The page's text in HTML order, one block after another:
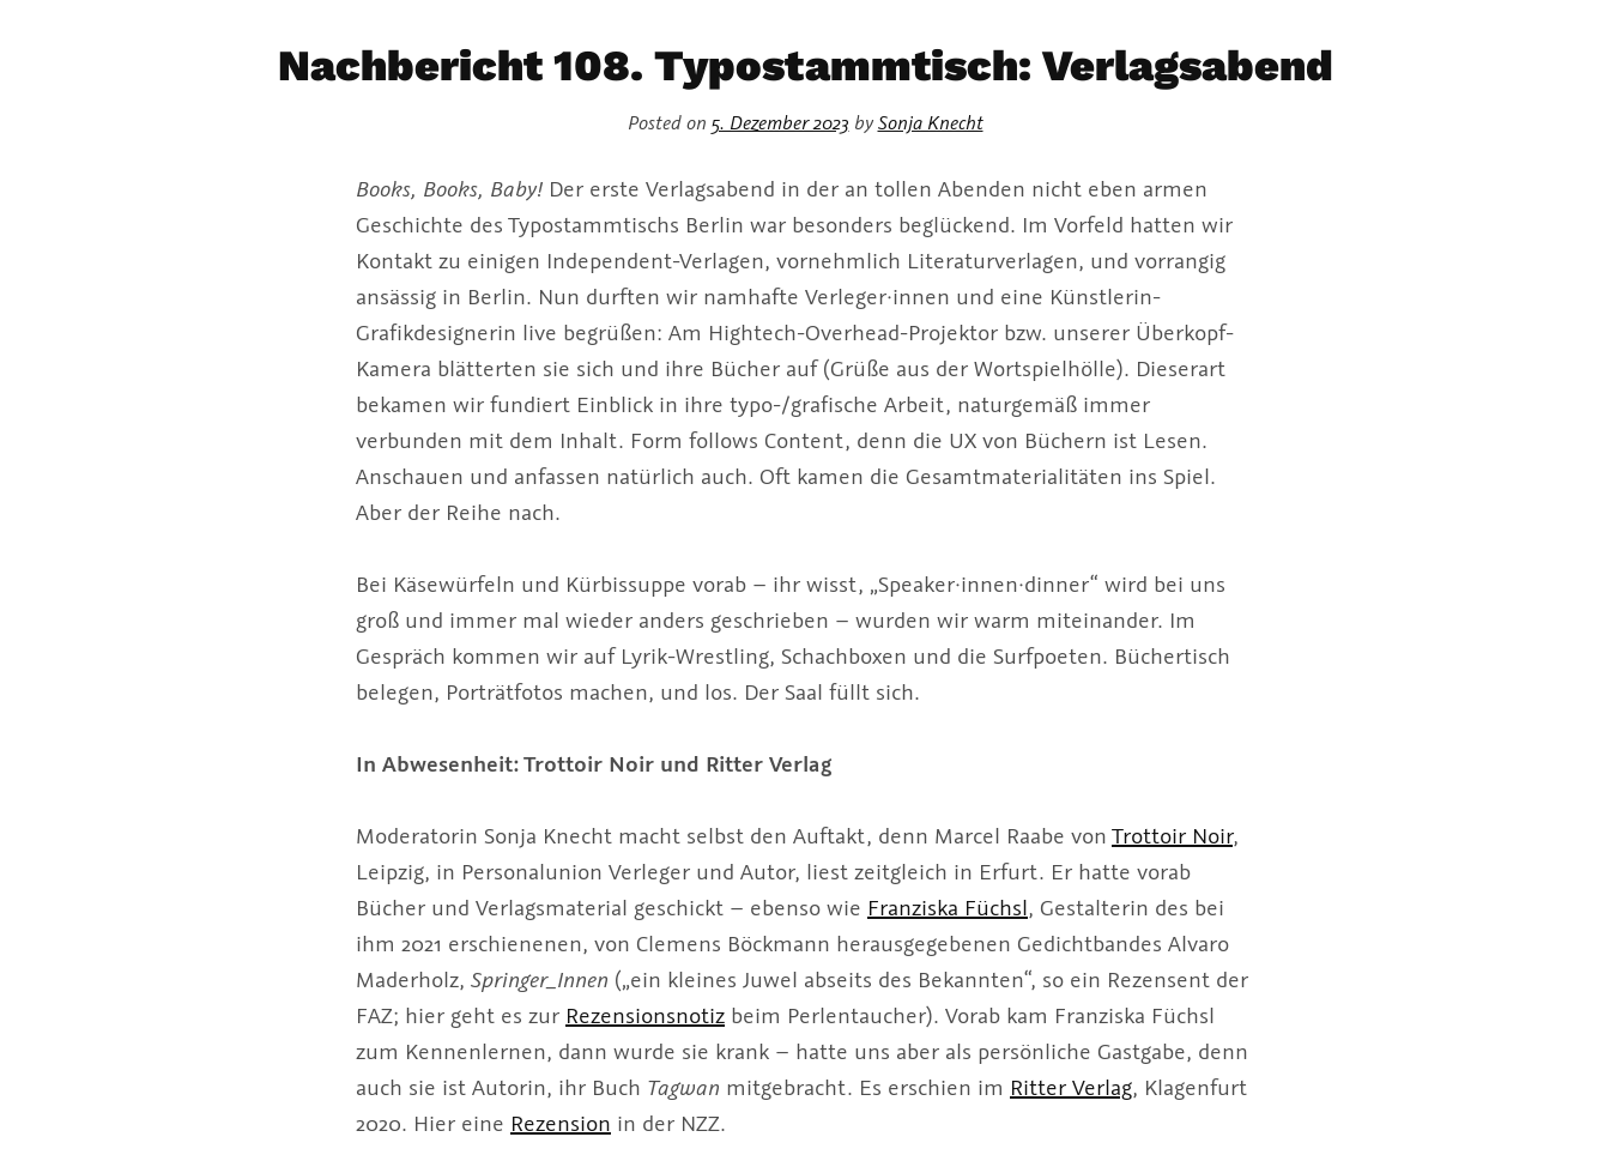
Nachbericht 108. Typostammtisch: Verlagsabend
Posted on 5. Dezember 2023 bySonja Knecht
Books, Books, Baby! Der erste Verlagsabend in der an tollen Abenden nicht eben armen
Geschichte des Typostammtischs Berlin war besonders beglückend. Im Vorfeld hatten wir
Kontakt zu einigen Independent-Verlagen, vornehmlich Literaturverlagen, und vorrangig
ansässig in Berlin. Nun durften wir namhafte Verleger·innen und eine Künstlerin-
Grafikdesignerin live begrüßen: Am Hightech-Overhead-Projektor bzw. unserer Überkopf-
Kamera blätterten sie sich und ihre Bücher auf (Grüße aus der Wortspielhölle). Dieserart
bekamen wir fundiert Einblick in ihre typo-/grafische Arbeit, naturgemäß immer
verbunden mit dem Inhalt. Form follows Content, denn die UX von Büchern ist Lesen.
Anschauen und anfassen natürlich auch. Oft kamen die Gesamtmaterialitäten ins Spiel.
Aber der Reihe nach.
Bei Käsewürfeln und Kürbissuppe vorab – ihr wisst, „Speaker·innen·dinner“ wird bei uns
groß und immer mal wieder anders geschrieben – wurden wir warm miteinander. Im
Gespräch kommen wir auf Lyrik-Wrestling, Schachboxen und die Surfpoeten. Büchertisch
belegen, Porträtfotos machen, und los. Der Saal füllt sich.
In Abwesenheit: Trottoir Noir und Ritter Verlag
Moderatorin Sonja Knecht macht selbst den Auftakt, denn Marcel Raabe von Trottoir Noir,
Leipzig, in Personalunion Verleger und Autor, liest zeitgleich in Erfurt. Er hatte vorab
Bücher und Verlagsmaterial geschickt – ebenso wie Franziska Füchsl, Gestalterin des bei
ihm 2021 erschienenen, von Clemens Böckmann herausgegebenen Gedichtbandes Alvaro
Maderholz, Springer_Innen („ein kleines Juwel abseits des Bekannten“, so ein Rezensent der
FAZ; hier geht es zur Rezensionsnotiz beim Perlentaucher). Vorab kam Franziska Füchsl
zum Kennenlernen, dann wurde sie krank – hatte uns aber als persönliche Gastgabe, denn
auch sie ist Autorin, ihr Buch Tagwan mitgebracht. Es erschien im Ritter Verlag, Klagenfurt
2020. Hier eine Rezension in der NZZ.